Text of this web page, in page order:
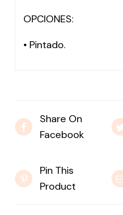
OPCIONES:
• Pintado.
Share On
Facebook
Pin This
Product